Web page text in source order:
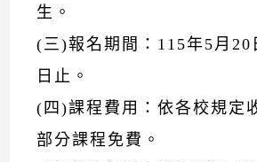
生。
(三)報名期間：115年5月20
日止。
(四)課程費用：依各校規定
部分課程免費。